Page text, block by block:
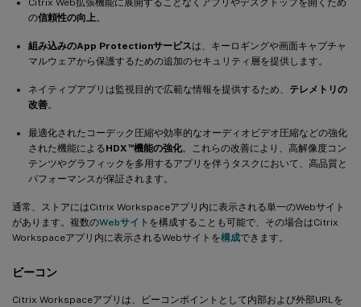
の信頼性の向上 。
組み込みのApp Protectionサービスは、キーロギングや画面キャプチャ
マルウェアから保護するための追加のセキュリティ層を提供します。
ネイティブアプリは監視目的で広範な情報を提供するため、 テレメトリの
改善。
最適化されたコーデック圧縮や効率的なオーディオビデオ圧縮などの強化
された機能によるHDX ™機能の強化。これらの改善により、高解像度コン
テンツやグラフィックを多用するアプリを伴うタスクにおいて、高品質と
パフォーマンスが保証されます。
通常、ストアにはCitrix Workspaceアプリ内に表示される単一のWebサイト
があります。複数のWebサイト を構成することも可能で、その場合はCitrix
Workspaceアプリ内に表示されるWebサイトを構成できます。
ビーコン
Citrix Workspaceアプリは、ビーコンポイントとして内部および外部URLを